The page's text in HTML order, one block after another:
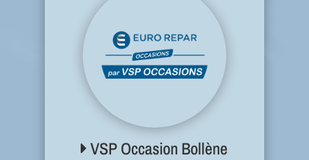
VSP Occasion Bollène